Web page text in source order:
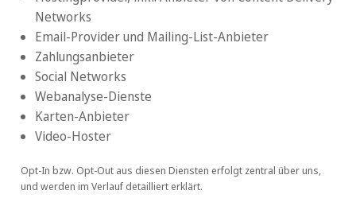
Networks
Email-Provider und Mailing-List-Anbieter
Zahlungsanbieter
Social Networks
Webanalyse-Dienste
Karten-Anbieter
Video-Hoster
Opt-In bzw. Opt-Out aus diesen Diensten erfolgt zentral über uns,
und werden im Verlauf detailliert erklärt.